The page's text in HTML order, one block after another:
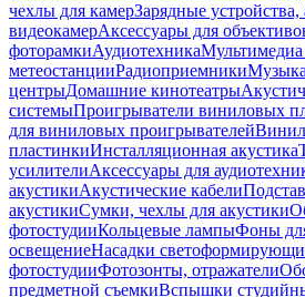
чехлы для камерЗарядные
видеокамерАксессуары для
фоторамкиАудиотехникаМультимедиа
метеостанцииРадиоприемники
центрыДомашние кинотеатры
системыПроигрыватели виниловых
для виниловых проигрывателей
пластинкиИнсталляционная акустика
усилителиАксессуары для
акустикиАкустические кабели
акустикиСумки, чехлы для акустики
фотостудииКольцевые лампыФоны
освещениеНасадки
фотостудииФотозонты, отражатели
предметной съемкиВспышки